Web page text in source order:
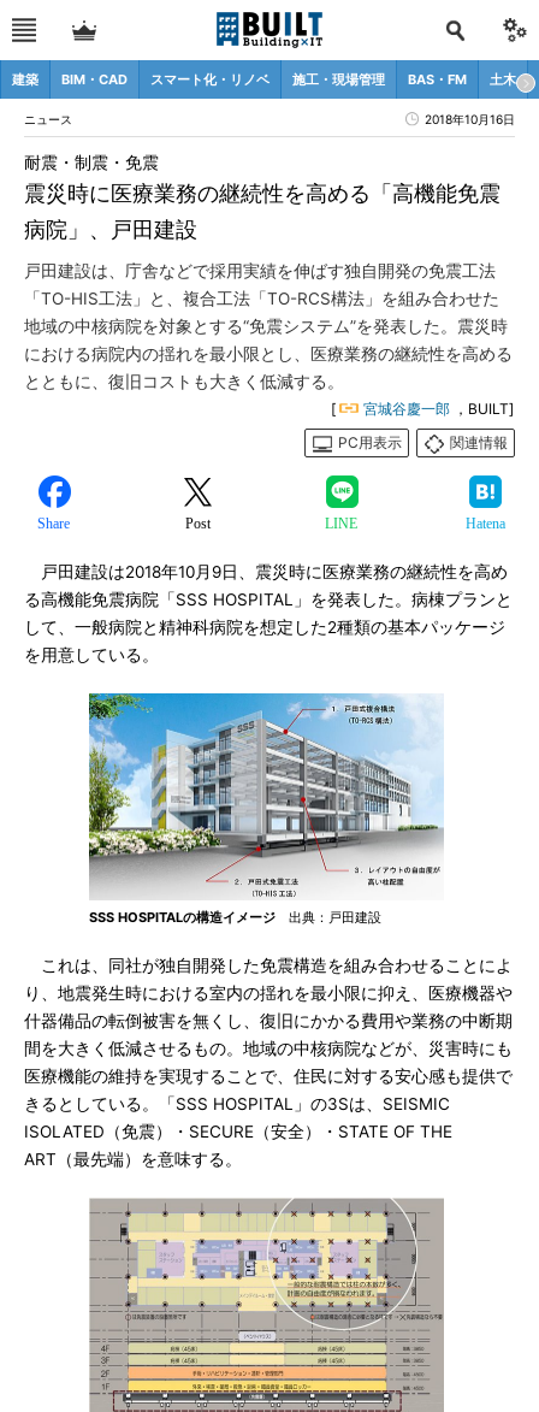
建築 BIM・CAD スマート化・リノベ 施工・現場管理 BAS・FM 土木
ニュース 2018年10月16日
震災時に医療業務の継続性を高める「高機能免震
病院」、戸田建設
耐震・制震・免震
戸田建設は、庁舎などで採用実績を伸ばす独自開発の免震工法
「TO-HIS工法」と、複合工法「TO-RCS構法」を組み合わせた
地域の中核病院を対象とする“免震システム”を発表した。震災時
における病院内の揺れを最小限とし、医療業務の継続性を高める
とともに、復旧コストも大きく低減する。
[ 宮城谷慶一郎 ，BUILT]
PC用表示
関連情報
Share Post LINE Hatena
戸田建設は2018年10月9日、震災時に医療業務の継続性を高め
る高機能免震病院「SSS HOSPITAL」を発表した。病棟プランと
して、一般病院と精神科病院を想定した2種類の基本パッケージ
を用意している。
SSS HOSPITALの構造イメージ 出典：戸田建設
これは、同社が独自開発した免震構造を組み合わせることによ
り、地震発生時における室内の揺れを最小限に抑え、医療機器や
什器備品の転倒被害を無くし、復旧にかかる費用や業務の中断期
間を大きく低減させるもの。地域の中核病院などが、災害時にも
医療機能の維持を実現することで、住民に対する安心感も提供で
きるとしている。「SSS HOSPITAL」の3Sは、SEISMIC
ISOLATED（免震）・SECURE（安全）・STATE OF THE
ART（最先端）を意味する。